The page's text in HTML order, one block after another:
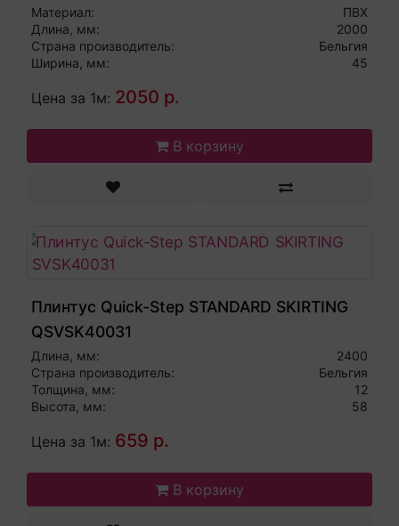
Материал:
ПВХ
Длина, мм:
2000
Страна производитель:
Бельгия
Ширина, мм:
45
Цена за 1м: 2050 р.
В корзину
Плинтус Quick-Step STANDARD SKIRTING
QSVSK40031
Длина, мм:
2400
Страна производитель:
Бельгия
Толщина, мм:
12
Высота, мм:
58
Цена за 1м: 659 р.
В корзину